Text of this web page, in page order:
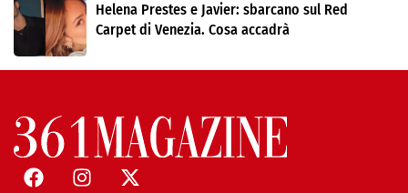
Helena Prestes e Javier: sbarcano sul Red
Carpet di Venezia. Cosa accadrà